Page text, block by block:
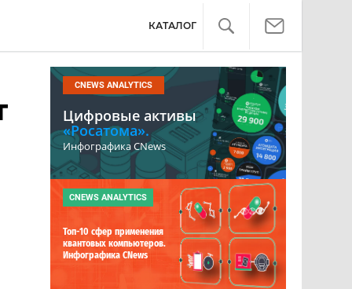
КАТАЛОГ
CNEWS ANALYTICS
Цифровые активы
«Росатома».
Инфографика CNews
CNEWS ANALYTICS
Топ-10 сфер применения
квантовых компьютеров.
Инфографика CNews